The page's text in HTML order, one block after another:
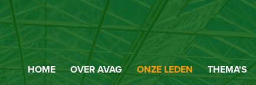
HOME OVER AVAG ONZE LEDEN THEMA'S